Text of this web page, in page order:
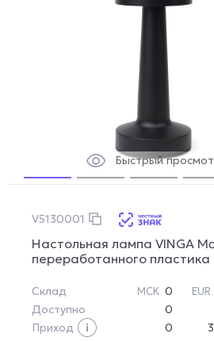
Быстрый
V5130001
Настольная лампа VINGA
переработанного пластика
Склад МСК 0 EUR
Доступно
0
Приход
0